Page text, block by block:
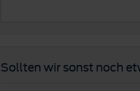
Sollten wir sonst noch